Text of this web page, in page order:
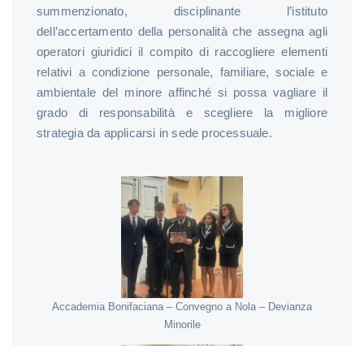
summenzionato, disciplinante l’istituto
dell’accertamento della personalità che assegna agli
operatori giuridici il compito di raccogliere elementi
relativi a condizione personale, familiare, sociale e
ambientale del minore affinché si possa vagliare il
grado di responsabilità e scegliere la migliore
strategia da applicarsi in sede processuale.
Accademia Bonifaciana – Convegno a Nola – Devianza
Minorile